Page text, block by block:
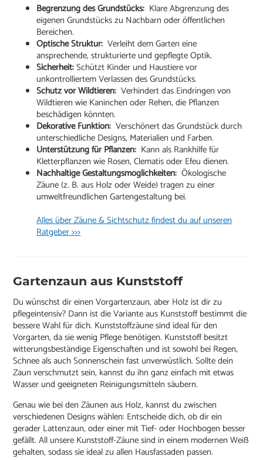
Begrenzung des Grundstücks: Klare Abgrenzung des
eigenen Grundstücks zu Nachbarn oder öffentlichen
Bereichen.
Optische Struktur:Verleiht dem Garten eine
ansprechende, strukturierte und gepflegte Optik.
Sicherheit:Schützt Kinder und Haustiere vor
unkontrolliertem Verlassen des Grundstücks.
Schutz vor Wildtieren:Verhindert das Eindringen von
Wildtieren wie Kaninchen oder Rehen, die Pflanzen
beschädigen könnten.
Dekorative Funktion:Verschönert das Grundstück durch
unterschiedliche Designs, Materialien und Farben.
Unterstützung für Pflanzen: Kann als Rankhilfe für
Kletterpflanzen wie Rosen, Clematis oder Efeu dienen.
Nachhaltige Gestaltungsmöglichkeiten:Ökologische
Zäune (z. B. aus Holz oder Weide) tragen zu einer
umweltfreundlichen Gartengestaltung bei.
Alles über Zäune & Sichtschutz findest du auf unseren
Ratgeber >>>
Gartenzaun aus Kunststoff
Du wünschst dir einen Vorgartenzaun, aber Holz ist dir zu
pflegeintensiv? Dann ist die Variante aus Kunststoff bestimmt die
bessere Wahl für dich. Kunststoffzäune sind ideal für den
Vorgarten, da sie wenig Pflege benötigen. Kunststoff besitzt
witterungsbeständige Eigenschaften und ist sowohl bei Regen,
Schnee als auch Sonnenschein fast unverwüstlich. Sollte dein
Zaun verschmutzt sein, kannst du ihn ganz einfach mit etwas
Wasser und geeigneten Reinigungsmitteln säubern.
Genau wie bei den Zäunen aus Holz, kannst du zwischen
verschiedenen Designs wählen: Entscheide dich, ob dir ein
gerader Lattenzaun, oder einer mit Tief- oder Hochbogen besser
gefällt. All unsere Kunststoff-Zäune sind in einem modernen Weiß
gehalten, sodass sie ideal zu allen Hausfassaden passen.